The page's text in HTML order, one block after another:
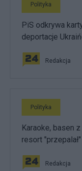
Polityka
PiS odkrywa
deportacje
Redakcja
Polityka
Karaoke, basen
resort
Redakcja